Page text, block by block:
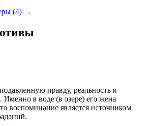
(4) →
правду, реальность и
в воде (в озере) его жена
воспоминание является источником